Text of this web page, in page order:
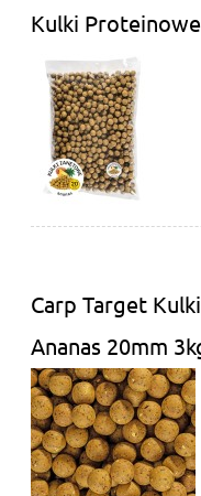
Kulki
Carp Target
Ananas 20mm